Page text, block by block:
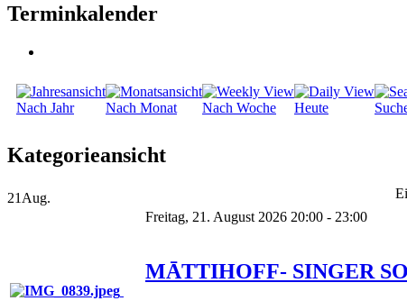
Terminkalender
Nach Jahr Nach Monat Nach Woche Heute
Kategorieansicht
21 Aug.
Freitag, 21. August 2026 20:00 - 23:00
MĀTTIHOFF- SINGER